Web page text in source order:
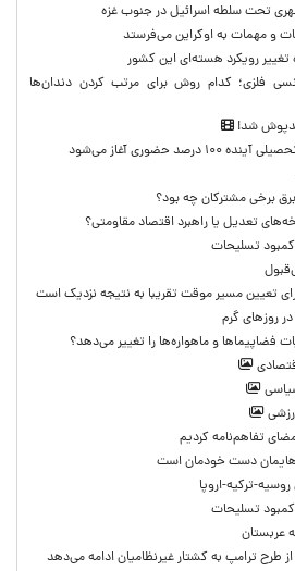
تحت سلطه اسرائیل در جنوب غزه
و مهمات به اوکراین می‌فرستد
تغییر رویکرد هسته‌ای این کشور
فلزی؛ کدام روش برای مرتب کردن دندان‌ها
شد!
حضوری آغاز می‌شود
برخی مشترکان چه بود؟
تعدیل یا راهبرد اقتصاد مقاومتی؟
کمبود تسلیحات
تعیین مسیر موقت تقریبا به نتیجه نزدیک است
روزهای گرم
و ماهواره‌ها را تغییر می‌دهد؟
تفاهم‌نامه کردیم
دست خودمان است
ترکیه-اروپا
کمبود تسلیحات
عربستان
طرح ترامپ به کشتار غیرنظامیان ادامه می‌دهد